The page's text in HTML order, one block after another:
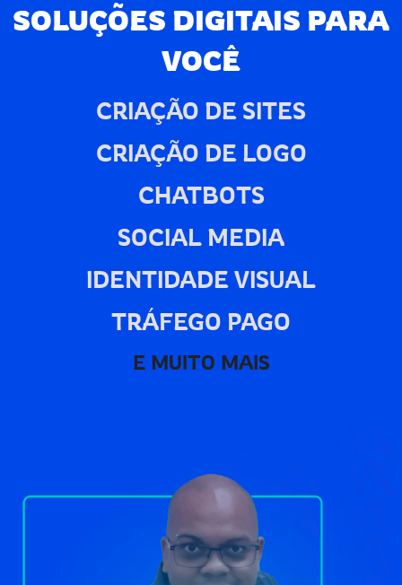
SOLUÇÕES DIGITAIS PARA
VOCÊ
CRIAÇÃO DE SITES
CRIAÇÃO DE LOGO
CHATBOTS
SOCIAL MEDIA
IDENTIDADE VISUAL
TRÁFEGO PAGO
E MUITO MAIS